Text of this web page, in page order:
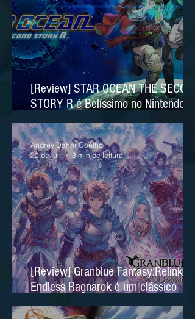
[Review] STAR OCEAN THE SECOND
STORY R é Belíssimo no Nintendo
Switch 2
[Review] Granblue Fantasy:Relink
Endless Ragnarok é um clássico
moderno no Nintendo Switch 2
Andrey Daher Coelho
20 de jul.
3 min de leitura